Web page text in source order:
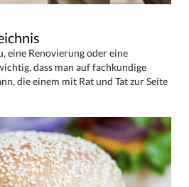
eine Renovierung oder eine
dass man auf fachkundige
die einem mit Rat und Tat zur Seite